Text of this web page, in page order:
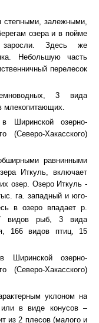
степными, залежными,
озера и в пойме
заросли. Здесь же
Небольшую часть
перелесок
3 вида
млекопитающих.
Ширинской озерно-
Хакасского)
равнинными
Иткуль, включает
озер. Озеро Иткуль -
га. западный и юго-
в озеро впадает р.
видов рыб, 3 вида
166 видов птиц, 15
Ширинской озерно-
Хакасского)
уклоном на
или в виде конусов –
из 2 плесов (малого и